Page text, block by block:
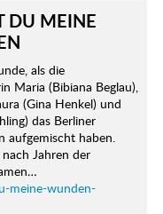
DU MEINE
als die
Maria (Bibiana Beglau),
(Gina Henkel) und
das Berliner
aufgemischt haben.
Jahren der
meine-wunden-